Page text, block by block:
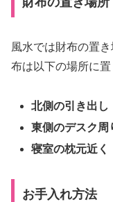
風水では財布の置
布は以下の場所に置
北側の引き出し
東側のデスク周
寝室の枕元近く
お手入れ方法